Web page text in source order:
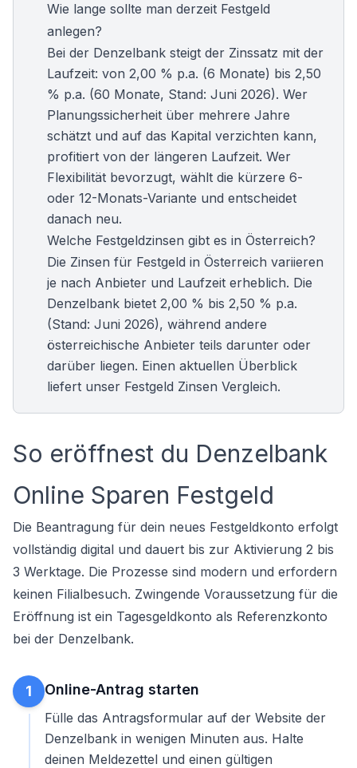
Wie lange sollte man derzeit Festgeld
anlegen?
Bei der Denzelbank steigt der Zinssatz mit der
Laufzeit: von 2,00 % p.a. (6 Monate) bis 2,50
% p.a. (60 Monate, Stand: Juni 2026). Wer
Planungssicherheit über mehrere Jahre
schätzt und auf das Kapital verzichten kann,
profitiert von der längeren Laufzeit. Wer
Flexibilität bevorzugt, wählt die kürzere 6-
oder 12-Monats-Variante und entscheidet
danach neu.
Welche Festgeldzinsen gibt es in Österreich?
Die Zinsen für Festgeld in Österreich variieren
je nach Anbieter und Laufzeit erheblich. Die
Denzelbank bietet 2,00 % bis 2,50 % p.a.
(Stand: Juni 2026), während andere
österreichische Anbieter teils darunter oder
darüber liegen. Einen aktuellen Überblick
liefert unser Festgeld Zinsen Vergleich.
So eröffnest du Denzelbank
Online Sparen Festgeld
Die Beantragung für dein neues Festgeldkonto erfolgt
vollständig digital und dauert bis zur Aktivierung 2 bis
3 Werktage. Die Prozesse sind modern und erfordern
keinen Filialbesuch. Zwingende Voraussetzung für die
Eröffnung ist ein Tagesgeldkonto als Referenzkonto
bei der Denzelbank.
1 Online-Antrag starten
Fülle das Antragsformular auf der Website der
Denzelbank in wenigen Minuten aus. Halte
deinen Meldezettel und einen gültigen